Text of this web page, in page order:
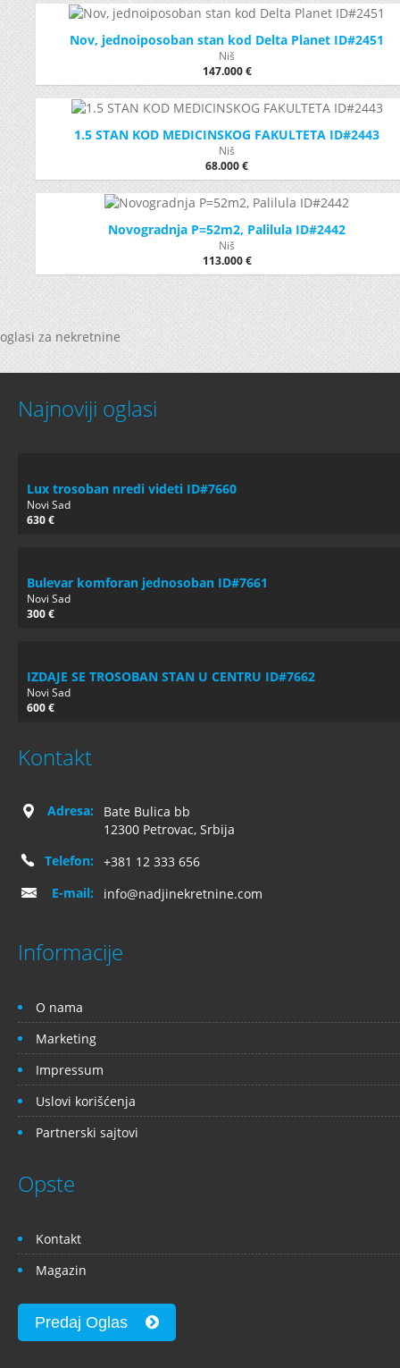
Nov, jednoiposoban stan kod Delta Planet ID#2451
Niš
147.000 €
1.5 STAN KOD MEDICINSKOG FAKULTETA ID#2443
Niš
68.000 €
Novogradnja P=52m2, Palilula ID#2442
Niš
113.000 €
oglasi za nekretnine
Najnoviji oglasi
Lux trosoban nredi videti ID#7660
Novi Sad
630 €
Bulevar komforan jednosoban ID#7661
Novi Sad
300 €
IZDAJE SE TROSOBAN STAN U CENTRU ID#7662
Novi Sad
600 €
Kontakt
Adresa:
Bate Bulica bb
12300 Petrovac, Srbija
Telefon:
+381 12 333 656
E-mail:
info@nadjinekretnine.com
Informacije
O nama
Marketing
Impressum
Uslovi korišćenja
Partnerski sajtovi
Opste
Kontakt
Magazin
Predaj Oglas